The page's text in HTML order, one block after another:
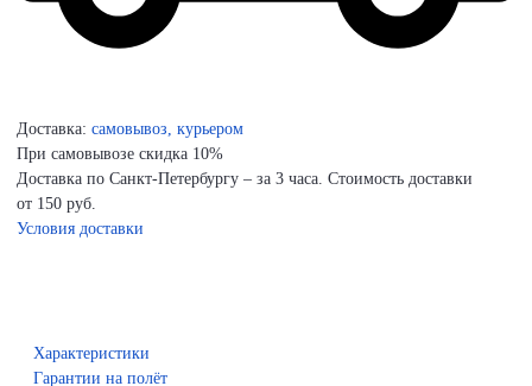
Доставка: самовывоз, курьером
При самовывозе скидка 10%
Доставка по Санкт-Петербургу – за 3 часа. Стоимость доставки
от 150 руб.
Условия доставки
Характеристики
Гарантии на полёт